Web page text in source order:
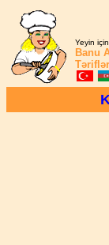
Yeyin
Banu